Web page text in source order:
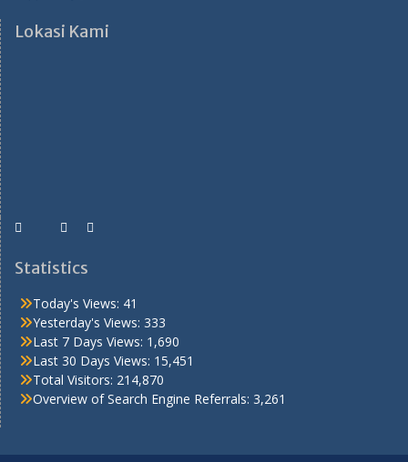
Lokasi Kami
Statistics
Today's Views: 41
Yesterday's Views: 333
Last 7 Days Views: 1,690
Last 30 Days Views: 15,451
Total Visitors: 214,870
Overview of Search Engine Referrals: 3,261